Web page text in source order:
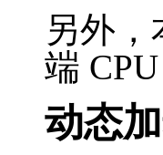
另外
端
动态